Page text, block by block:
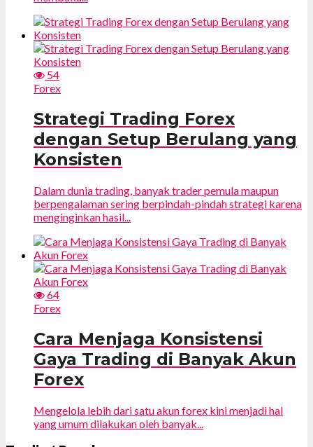
54
Forex
Strategi Trading Forex
dengan Setup Berulang yang
Konsisten
Dalam dunia trading, banyak trader pemula maupun
berpengalaman sering berpindah-pindah strategi karena
menginginkan hasil...
64
Forex
Cara Menjaga Konsistensi
Gaya Trading di Banyak Akun
Forex
Mengelola lebih dari satu akun forex kini menjadi hal
yang umum dilakukan oleh banyak...